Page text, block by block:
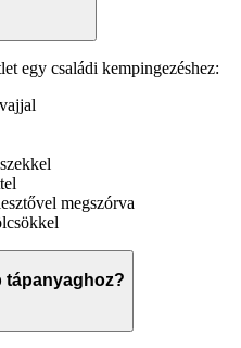
egy családi kempingezéshez:
megszórva
tápanyaghoz?